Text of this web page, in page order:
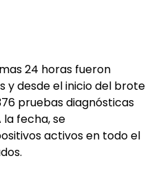
24 horas fueron
y desde el inicio del brote
pruebas diagnósticas
fecha, se
activos en todo el